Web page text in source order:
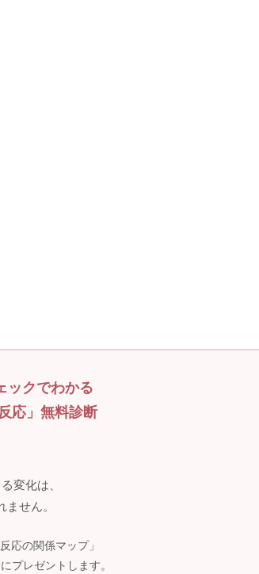
ックでわかる
応」無料診断
変化は、
せん。
応の関係マップ」
プレゼントします。